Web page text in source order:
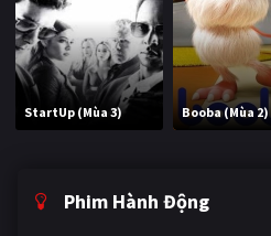
StartUp (Mùa 3) Booba (Mùa 2)
Phim Hành Động